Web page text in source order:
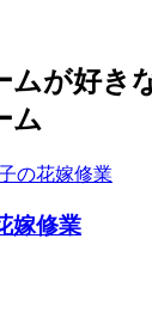
ムが好き
ム
嫁修業